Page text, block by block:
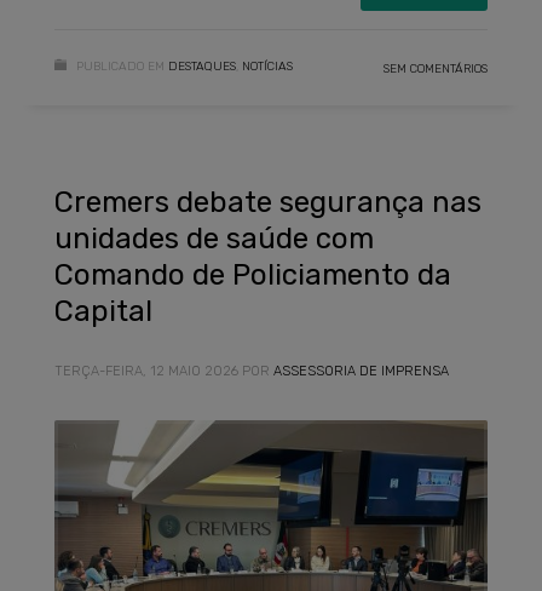
PUBLICADO EM DESTAQUES NOTÍCIAS SEM COMENTÁRIOS
Cremers debate segurança nas
unidades de saúde com
Comando de Policiamento da
Capital
TERÇA-FEIRA, 12 MAIO 2026 POR ASSESSORIA DE IMPRENSA